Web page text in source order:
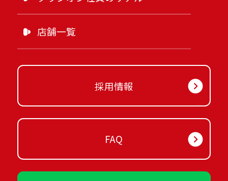
店舗一覧
採用情報
FAQ